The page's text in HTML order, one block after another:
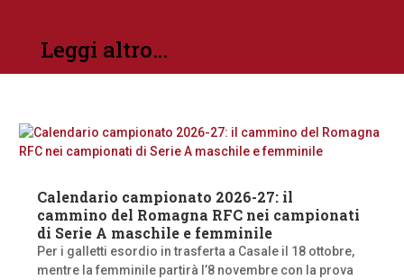
Leggi altro…
Calendario campionato 2026-27: il
cammino del Romagna RFC nei campionati
di Serie A maschile e femminile
Per i galletti esordio in trasferta a Casale il 18 ottobre,
mentre la femminile partirà l’8 novembre con la prova